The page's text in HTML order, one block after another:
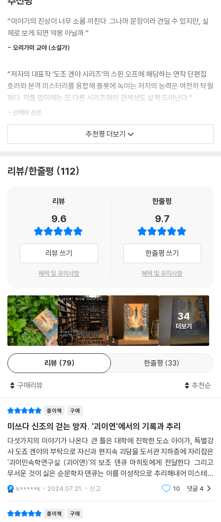
……드륵.
관 뚜껑이 조금 움직인 것 같았다.
착각인가…….
……드륵, 지익.
……드르륵, 지이이익.
그러다 움직임이 빨라졌나 싶더니…….
……덜그럭, 탁.
관 뚜껑이 땅에 떨어지며 몹시 메마른 소리가 울려 퍼졌다.
--- p.341
《걷는 망자, ‘괴민연’에서의 기록과 추리》는 ‘도조 겐야 시리즈’의 스핀 오
프에 해당하는 작품이다. 괴민연을 배경으로, 괴담을 무서워하는 도조 겐
야의 조수와 괴담을 들고 연구실을 찾아온 여대생이, 함께 숨은 진실을 파
《걷는 망자, ‘괴민연’에서의 기록과 추리》는 명탐정의 소장품이 가득한 ‘괴
민연’을 배경으로, 그의 조수들이 괴담의 수수께끼에 도전하는 모범적인
‘안락 의자 탐정물’이다. 서두에 기괴하고 섬찟한 이야기가 소개되고, 논리
적인 수수께끼 풀이가 이어진다. 이러한 미스터리 장르의 왕도적 구성 속
에 직관적인 트릭이 설치돼 있고, 교묘한 복선은 빠짐없이 회수된다. 미쓰
다 신조가 왜 미스터리 독자들의 열광적인 지지를 받고 있는지 알 수 있는
과 민속학의 으스스함을 자유롭게 엮는 미쓰다 신조 특유의 기법이 매력적
바닷가에서 기어 나오는 망자, 머리 없는 여자, 줄어드는 산속의 집, 강령
술로 소환돼 목을 조르는 귀신, 관을 열고 튀어나온 시체 등 기이한 존재가
곳곳에서 농밀한 공포를 자아낸다. 독자들은 미쓰다 신조의 안내를 통해
쇼와 30년대(1950년대)의 소름 끼치는 괴이를 만끽할 수 있다.
‘미쓰다 신조 세계’에 오신 걸 환영합니다.
관심을 가질 수 있도록 구성했습니다.”
출간 기념 인터뷰에서 밝힌 미쓰다 신조의 말처럼 《걷는 망자, ‘괴민연’에
서의 기록과 추리》는 미쓰다 신조의 세계에 처음 발을 디디는 이들에게 가
장 좋은 입문서가 될 만한 작품이다. 오싹한 괴담과 불가사의한 수수께끼,
탐정의 논리적인 해결. 작가 특유의 스타일이 잘 살아 있으며, 시리즈를 이
어 나갈 새로운 등장인물의 매력도 생생하게 느껴진다. 그 외에 《걷는 망
자, ‘괴민연’에서의 기록과 추리》는 미쓰다 신조의 대표적인 시리즈들과 세
작중에 등장하며, 《잘린 머리처럼 불길한 것》의 가문과 ‘쿠비나시’가 직접
적으로 언급된다. ‘집 시리즈’를 연상케 하는 대목도 있다. 마지막 단편에서
는 꽤 인상적으로 세계관이 연결되는데, 열성적인 팬이라면 아마 미소 지
을 수도 있겠다.
“이야기의 진상이 너무 소름 끼친다. 그나마 문장이라 견딜 수 있지만, 실
제로 보게 되면 악몽 아닐까.”
- 오리가미 교야 (소설가)
“저자의 대표작 ‘도조 겐야 시리즈’의 스핀 오프에 해당하는 연작 단편집.
호러와 본격 미스터리를 융합해 플롯에 녹이는 저자의 능력은 여전히 탁월
하다. 작품 말미에는 또 다른 시리즈와의 관계성도 살짝 드러난다.”
- 산케이 신문
“작가의 대표작인 ‘도조 겐야 시리즈’의 스핀 오프. 호러와 미스터리가 융
- 300books
는 작가 특유의 수법과, 독창적인 트릭이 매력적이다.”
“미쓰다 신조의 백미라 할 수 있는, 공포와 미스터리의 경계를 아슬아슬 넘
나드는 스토리 전개는 여전히 건재하다.”
- Keibooks
“총 다섯 편의 단편으로 구성된 이 연작 단편집은 이야기 모두 공포와 미스
터리 요소가 훌륭하게 혼합돼 있으며, 전반에 걸쳐 밀도 높은 플롯이 펼쳐
진다. 또 미쓰다 신조의 다른 시리즈와 연결되는 의외성도 찾아 볼 수 있
다.”
- Hatena Blog
추천평 더보기
리뷰/한줄평 112
리뷰
9.6
리뷰 쓰기
혜택 및 유의사항
한줄평
9.7
한줄평 쓰기
혜택 및 유의사항
2 2
34
더보기
리뷰 79 한줄평 33
구매리뷰 추천순
종이책 구매
미쓰다 신조의 걷는 망자. '괴이연'에서의 기록과 추리
다섯가지의 이야기가 나온다. 큰 틀은 대학에 진학한 도쇼 아이가, 특별강
사 도죠 겐야의 부탁으로 자신과 편지속 괴담을 도서관 지하층에 자리잡은
'괴이민속학연구실 (괴이연)'의 보조 덴큐 마히토에게 전달한다. 그리고
무서운 것이 싫은 순문학자 덴큐는 이를 이성적으로 추리해내어 미스테리
함을 없애는 동시에 이야기의 무서움을 덜어낸다는 것.-걷는 망자바다에
서 불의의 죽음을
k*****k 2024.07.21. 신고 10 댓글 4
종이책 구매